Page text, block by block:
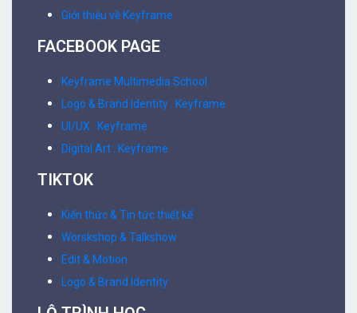
Giới thiệu về Keyframe
FACEBOOK PAGE
Keyframe Multimedia School
Logo & Brand Identity . Keyframe
UI/UX . Keyframe
Digital Art . Keyframe
TIKTOK
Kiến thức & Tin tức thiết kế
Worskshop & Talkshow
Edit & Motion
Logo & Brand Identity